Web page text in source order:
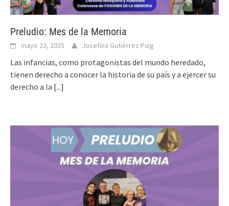
Preludio: Mes de la Memoria
mayo 23, 2025 Josefina Gutiérrez Puig
Las infancias, como protagonistas del mundo heredado,
tienen derecho a conocer la historia de su país y a ejercer su
derecho a la [...]